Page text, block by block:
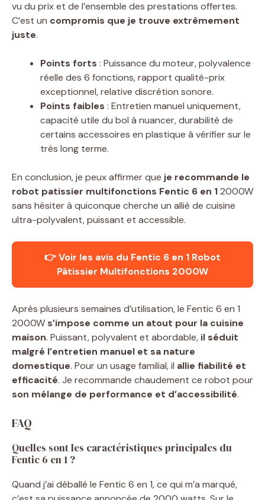
vu du prix et de l’ensemble des prestations offertes.
C’est un compromis que je trouve extrêmement
juste.
Points forts : Puissance du moteur, polyvalence
réelle des 6 fonctions, rapport qualité-prix
exceptionnel, relative discrétion sonore.
Points faibles : Entretien manuel uniquement,
capacité utile du bol à nuancer, durabilité de
certains accessoires en plastique à vérifier sur le
très long terme.
En conclusion, je peux affirmer que je recommande le
robot patissier multifonctions Fentic 6 en 12000W
sans hésiter à quiconque cherche un allié de cuisine
ultra-polyvalent, puissant et accessible.
👉 Voir les avis du Fentic 6 en 1 Robot
Pâtissier Multifonctions 2000W
Après plusieurs semaines d’utilisation, le Fentic 6 en 1
2000W s’impose comme un atout pour la cuisine
maison. Puissant, polyvalent et abordable, il séduit
malgré l’entretien manuel et sa nature
domestique. Pour un usage familial, il allie fiabilité et
efficacité. Je recommande chaudement ce robot pour
son mélange de performance et d’accessibilité.
FAQ
Quelles sont les caractéristiques principales du
Fentic 6 en 1 ?
Quand j’ai déballé le Fentic 6 en 1, ce qui m’a marqué,